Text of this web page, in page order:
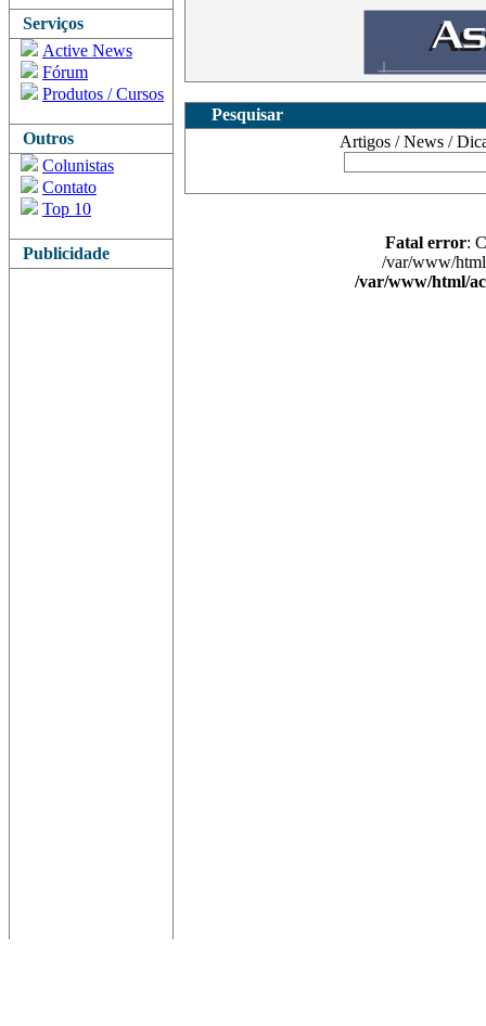
Serviços
Active News
Fórum
Produtos / Cursos
Outros
Colunistas
Contato
Top 10
Publicidade
Pesquisar
Artigos / News /
Fatal error:
/var/www/
/var/www/html/